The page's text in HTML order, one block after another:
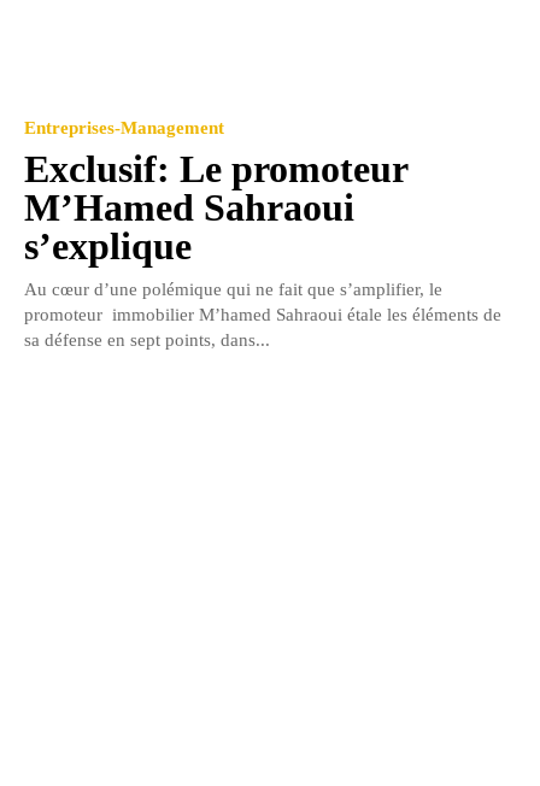
Entreprises-Management
Exclusif: Le promoteur
M’Hamed Sahraoui
s’explique
Au cœur d’une polémique qui ne fait que s’amplifier, le
promoteur immobilier M’hamed Sahraoui étale les éléments de
sa défense en sept points, dans...